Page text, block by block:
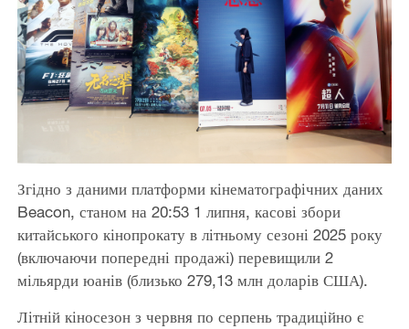
Згідно з даними платформи кінематографічних даних
Beacon, станом на 20:53 1 липня, касові збори
китайського кінопрокату в літньому сезоні 2025 року
(включаючи попередні продажі) перевищили 2
мільярди юанів (близько 279,13 млн доларів США).
Літній кіносезон з червня по серпень традиційно є